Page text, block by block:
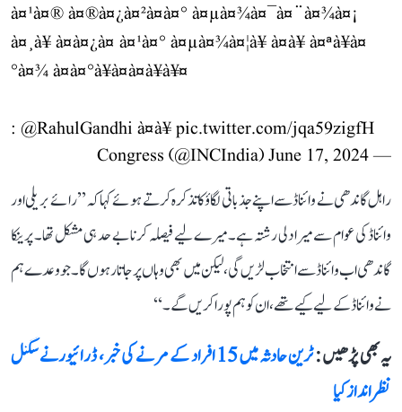
à¤¹à¤® à¤®à¤¿à¤²à¤à¤° à¤µà¤¾à¤¯à¤¨à¤¾à¤¡
à¤¸à¥ à¤à¤¿à¤ à¤¹à¤° à¤µà¤¾à¤¦à¥ à¤à¥ à¤ªà¥à¤
°à¤¾ à¤à¤°à¥à¤à¤à¥à¥¤
: @RahulGandhi à¤à¥pic.twitter.com/jqa59zigfH
— Congress (@INCIndia)
June 17, 2024
راہل گاندھی نے وائناڈ سے اپنے جذباتی لگاؤ کا تذکرہ کرتے ہوئے کہا کہ ’’رائے بریلی اور
وائناڈ کی عوام سے میرا دلی رشتہ ہے۔ میرے لیے فیصلہ کرنا بے حد ہی مشکل تھا۔ پرینکا
گاندھی اب وائناڈ سے انتخاب لڑیں گی، لیکن میں بھی وہاں پر جاتا رہوں گا۔ جو وعدے ہم
نے وائناڈ کے لیے کیے تھے، ان کو ہم پورا کریں گے۔‘‘
یہ بھی پڑھیں :
ٹرین حادثہ میں 15 افراد کے مرنے کی خبر، ڈرائیورنے سگنل
نظر اندازکیا